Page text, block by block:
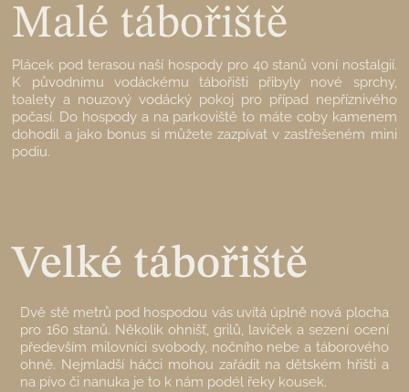
Malé tábořiště
Plácek pod terasou naší hospody pro 40 stanů voní nostalgií.
K původnímu vodáckému tábořišti přibyly nové sprchy,
toalety a nouzový vodácký pokoj pro případ nepříznivého
počasí. Do hospody a na parkoviště to máte coby kamenem
dohodil a jako bonus si můžete zazpívat v zastřešeném mini
podiu.
Velké tábořiště
Dvě stě metrů pod hospodou vás uvítá úplně nová plocha
pro 160 stanů. Několik ohnišť, grilů, laviček a sezení ocení
především milovníci svobody, nočního nebe a táborového
ohně. Nejmladší háčci mohou zařádit na dětském hřišti a
na pívo či nanuka je to k nám podél řeky kousek.